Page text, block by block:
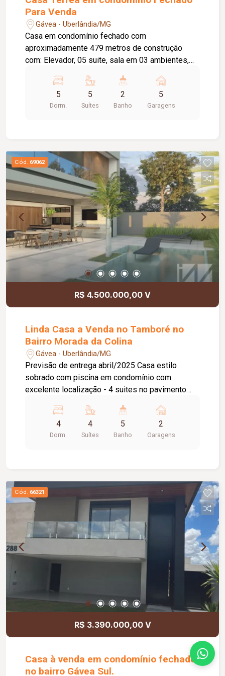
Para Venda
Gávea - Uberlândia/MG
Casa em condomínio fechado com
aproximadamente 479 metros de construção
com: Elevador, 05 suite, sala em 03 ambientes,
churrasqueira, piscina aquecida com hidro, fire
place, banheiro externo, 05 vagas de garagem.
Condomínio com: Portaria 24 horas, salão de
5
Dorm.
5
Suítes
2
Banho
5
Garagens
Cód. 69062
R$ 4.500.000,00 V
Linda Casa a Venda no Tamboré no
Bairro Morada da Colina
Gávea - Uberlândia/MG
Previsão de entrega abril/2025 Casa estilo
sobrado com piscina em condomínio com
excelente localização - 4 suites no pavimento
Esquadrias de alumínio - Portas todas em acm -
Piscina aquecida com prainha e hidromassagem -
Sala multiuso com lavabo no térreo (espaço para
Portobello ou similar - Louças e metais Deca ou
similar - Energia fotovoltaica com placas
instaladas - Paisagismo e irrigação prontos com
gotejo e aspersor
4
Dorm.
4
Suítes
5
Banho
2
Garagens
Cód. 66321
R$ 3.390.000,00 V
Casa à venda em condomínio fechado
no bairro Gávea Sul.